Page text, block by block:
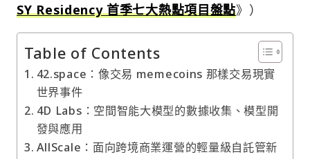
SY Residency 首季七大熱點項目盤點》）
Table of Contents
42.space：像交易 memecoins 那樣交易現實
世界事件
4D Labs：空間智能大模型的數據收集、模型開
發與應用
AllScale：面向跨境商業運營的輕量級自託管新